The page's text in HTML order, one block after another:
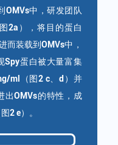
OMVs中，研发团队
2a）， 将目的蛋白
而装载到OMVs中，
Spy蛋白被大量富集
ml（图2 c、d）并
出OMVs的特性，成
2 e）。